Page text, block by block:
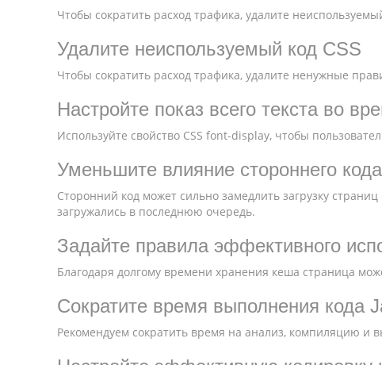
Чтобы сократить расход трафика, удалите
Удалите неиспользуемый код CSS
Чтобы сократить расход трафика, удалите ненужные
Настройте показ всего текста во
Используйте свойство CSS font-display, чтобы
Уменьшите влияние стороннего кода
Сторонний код может сильно замедлить загрузку
загружались в последнюю очередь.
Задайте правила эффективного
Благодаря долгому времени хранения кеша страница
Сократите время выполнения кода
Рекомендуем сократить время на анализ, компиляцию и